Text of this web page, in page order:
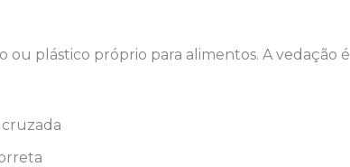
ou plástico próprio para alimentos. A vedação é